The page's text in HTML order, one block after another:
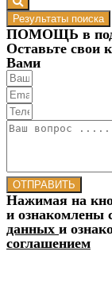
Результаты поиска
ПОМОЩЬ в
Оставьте свои
Вами
ОТПРАВИТЬ
Нажимая на
и ознакомлены
данных и
соглашением